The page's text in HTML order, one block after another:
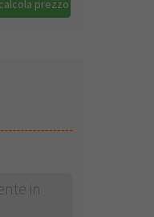
prezzo
in